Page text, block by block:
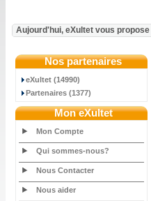
Aujourd'hui, eXultet vous propose
Nos partenaires
eXultet (14990)
Partenaires (1377)
Mon eXultet
Mon Compte
Qui sommes-nous?
Nous Contacter
Nous aider